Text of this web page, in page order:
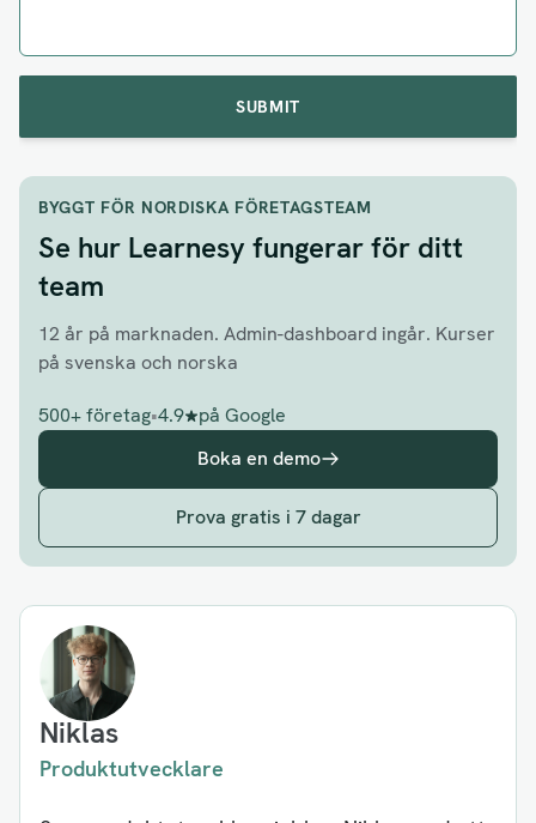
SUBMIT
BYGGT FÖR NORDISKA FÖRETAGSTEAM
Se hur Learnesy fungerar för ditt
team
12 år på marknaden. Admin-dashboard ingår. Kurser
på svenska och norska
500+ företag•4.9
på Google
Boka en demo
Prova gratis i 7 dagar
Niklas
Produktutvecklare